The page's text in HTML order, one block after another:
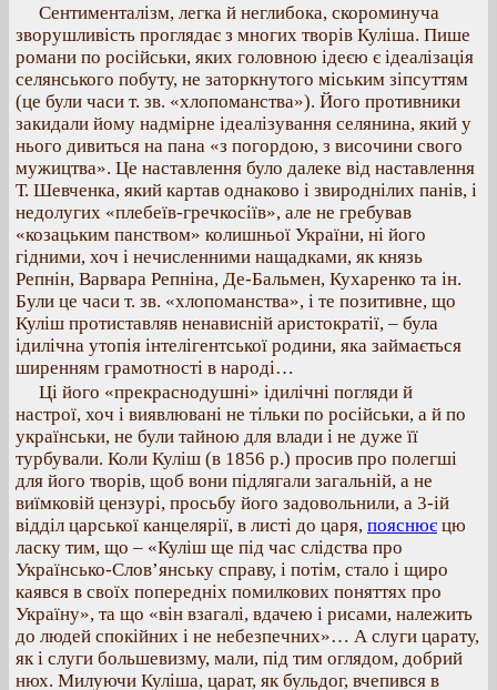
Сентименталізм, легка й неглибока, скороминуча
зворушливість проглядає з многих творів Куліша. Пише
романи по російськи, яких головною ідеєю є ідеалізація
селянського побуту, не заторкнутого міським зіпсуттям
(це були часи т. зв. «хлопоманства»). Його противники
закидали йому надмірне ідеалізування селянина, який у
нього дивиться на пана «з погордою, з височини свого
мужицтва». Це наставлення було далеке від наставлення
Т. Шевченка, який картав однаково і звироднілих панів, і
недолугих «плебеїв-гречкосіїв», але не гребував
«козацьким панством» колишньої України, ні його
гідними, хоч і нечисленними нащадками, як князь
Репнін, Варвара Репніна, Де-Бальмен, Кухаренко та ін.
Були це часи т. зв. «хлопоманства», і те позитивне, що
Куліш протиставляв ненависній аристократії, – була
ідилічна утопія інтелігентської родини, яка займається
ширенням грамотності в народі…
Ці його «прекраснодушні» ідилічні погляди й
настрої, хоч і виявлювані не тільки по російськи, а й по
українськи, не були тайною для влади і не дуже її
турбували. Коли Куліш (в 1856 р.) просив про полегші
для його творів, щоб вони підлягали загальній, а не
виїмковій цензурі, просьбу його задовольнили, а 3-ій
відділ царської канцелярії, в листі до царя, пояснює цю
ласку тим, що – «Куліш ще під час слідства про
Українсько-Слов’янську справу, і потім, стало і щиро
каявся в своїх попередніх помилкових поняттях про
Україну», та що «він взагалі, вдачею і рисами, належить
до людей спокійних і не небезпечних»… А слуги царату,
як і слуги большевизму, мали, під тим оглядом, добрий
нюх. Милуючи Куліша, царат, як бульдог, вчепився в